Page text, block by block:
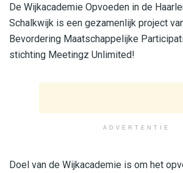
De Wijkacademie Opvoeden in de
Schalkwijk is een gezamenlijk project
Bevordering Maatschappelijke
stichting Meetingz Unlimited!
ADVERTENTIE
Doel van de Wijkacademie is om het